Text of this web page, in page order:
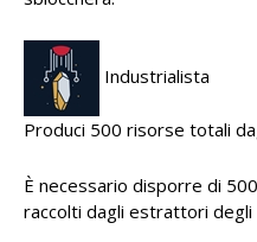
Industrialista
Produci 500 risorse totali
È necessario disporre di
raccolti dagli estrattori degli